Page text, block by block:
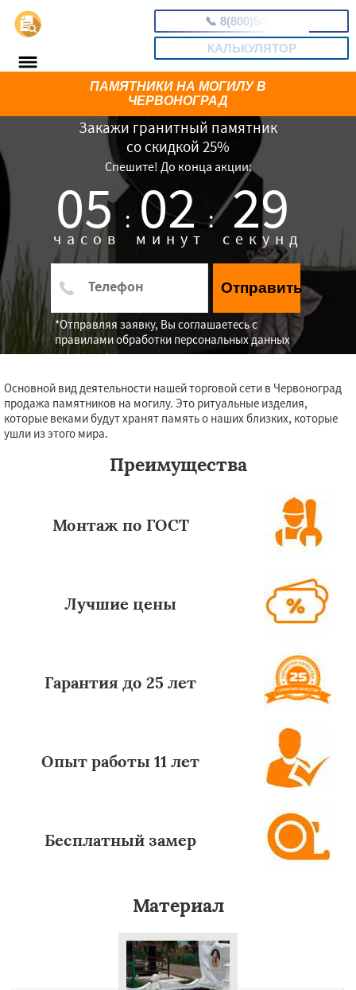
📞 8(800)5403465
КАЛЬКУЛЯТОР
Закажи гранитный памятник
со скидкой 25%
Спешите! До конца акции:
05 :
часов 02 :
минут 28
секунд
Отправить
*Отправляя заявку, Вы соглашаетесь с
правилами обработки персональных данных
ПАМЯТНИКИ НА МОГИЛУ В
ЧЕРВОНОГРАД
Основной вид деятельности нашей торговой сети в Червоноград
продажа памятников на могилу. Это ритуальные изделия,
которые веками будут хранят память о наших близких, которые
ушли из этого мира.
Преимущества
Монтаж по ГОСТ
Лучшие цены
Гарантия до 25 лет
Опыт работы 11 лет
Бесплатный замер
Материал